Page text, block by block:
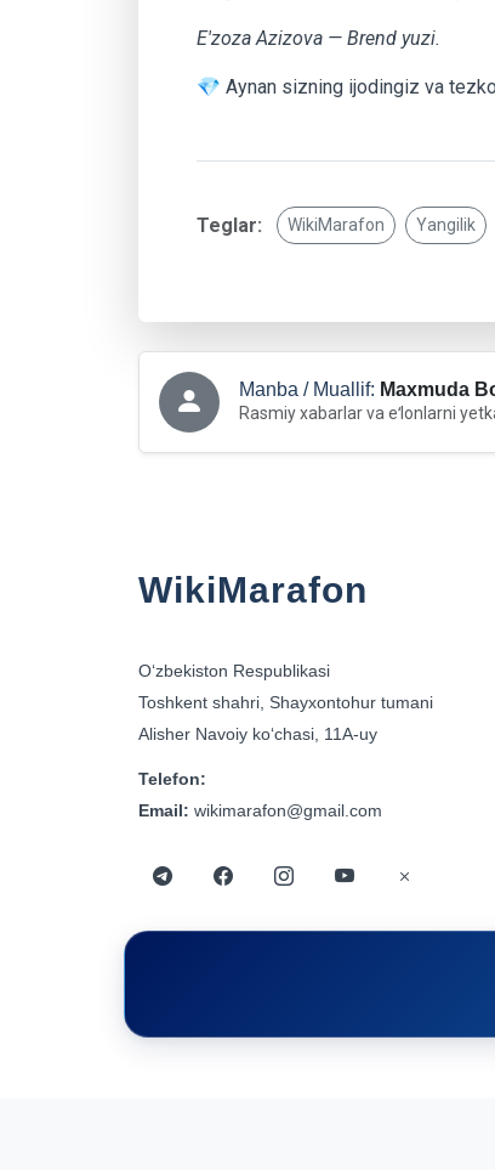
E'zoza Azizova — Brend yuzi.
💎 Aynan sizning ijodingiz va
Teglar: WikiMarafon Yangilik
Manba / Muallif: Maxmuda
Rasmiy xabarlar va eʻlonlarni
WikiMarafon
Oʻzbekiston Respublikasi
Toshkent shahri, Shayxontohur tumani
Alisher Navoiy koʻchasi, 11A-uy
Telefon:
Email: wikimarafon@gmail.com